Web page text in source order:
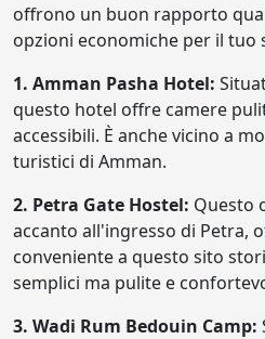
offrono un buon rapporto
opzioni economiche per il tuo
1. Amman Pasha Hotel:
questo hotel offre camere
accessibili. È anche vicino a
turistici di Amman.
2. Petra Gate Hostel: Questo
accanto all'ingresso di Petra,
conveniente a questo sito
semplici ma pulite e
3. Wadi Rum Bedouin Camp: